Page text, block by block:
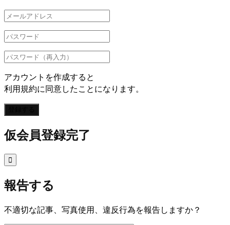
アカウントを作成すると
利用規約に同意したことになります。
仮会員登録完了

報告する
不適切な記事、写真使用、違反行為を報告しますか？